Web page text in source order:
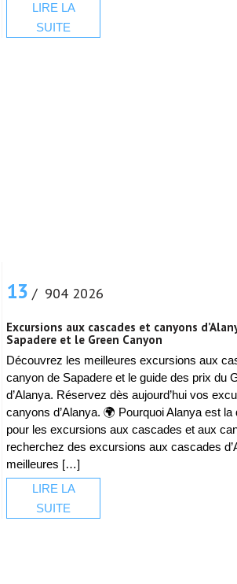
LIRE LA
SUITE
13 / 904 2026
Excursions aux cascades et canyons
Sapadere et le Green Canyon
Découvrez les meilleures excursions aux
canyon de Sapadere et le guide des prix du
d’Alanya. Réservez dès aujourd’hui vos
canyons d’Alanya. 🌍 Pourquoi Alanya est la
pour les excursions aux cascades et aux
recherchez des excursions aux cascades
meilleures […]
LIRE LA
SUITE